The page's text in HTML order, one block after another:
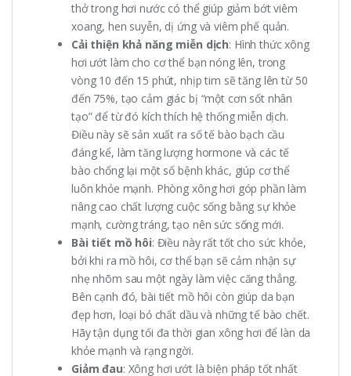
thở trong hơi nước có thể giúp giảm bớt viêm
xoang, hen suyễn, dị ứng và viêm phế quản.
Cải thiện khả năng miễn dịch: Hình thức xông
hơi ướt làm cho cơ thể bạn nóng lên, trong
vòng 10 đến 15 phút, nhịp tim sẽ tăng lên từ 50
đến 75%, tạo cảm giác bị “một cơn sốt nhân
tạo” để từ đó kích thích hệ thống miễn dịch.
Điều này sẽ sản xuất ra số tế bào bạch cầu
đáng kể, làm tăng lượng hormone và các tế
bào chống lại một số bệnh khác, giúp cơ thể
luôn khỏe mạnh. Phòng xông hơi góp phần làm
nâng cao chất lượng cuộc sống bằng sự khỏe
mạnh, cường tráng, tạo nên sức sống mới.
Bài tiết mồ hôi: Điều này rất tốt cho sức khỏe,
bởi khi ra mồ hôi, cơ thể bạn sẽ cảm nhận sự
nhẹ nhõm sau một ngày làm việc căng thẳng.
Bên cạnh đó, bài tiết mồ hôi còn giúp da bạn
đẹp hơn, loại bỏ chất dầu và những tế bào chết.
Hãy tận dụng tối đa thời gian xông hơi để làn da
khỏe mạnh và rạng ngời.
Giảm đau: Xông hơi ướt là biện pháp tốt nhất